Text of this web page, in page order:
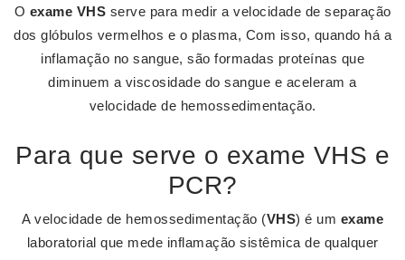
O exame VHS serve para medir a velocidade de separação
dos glóbulos vermelhos e o plasma, Com isso, quando há a
inflamação no sangue, são formadas proteínas que
diminuem a viscosidade do sangue e aceleram a
velocidade de hemossedimentação.
Para que serve o exame VHS e
PCR?
A velocidade de hemossedimentação (VHS) é um exame
laboratorial que mede inflamação sistêmica de qualquer